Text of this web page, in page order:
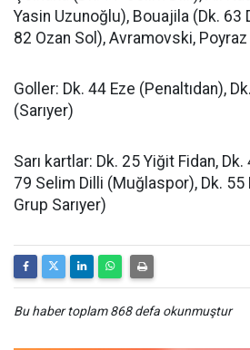
Yasin Uzunoğlu), Bouajila (Dk. 63
82 Ozan Sol), Avramovski, Poyraz
Goller: Dk. 44 Eze (Penaltıdan),
(Sarıyer)
Sarı kartlar: Dk. 25 Yiğit Fidan, Dk.
79 Selim Dilli (Muğlaspor), Dk.
Grup Sarıyer)
Bu haber toplam 868 defa okunmuştur